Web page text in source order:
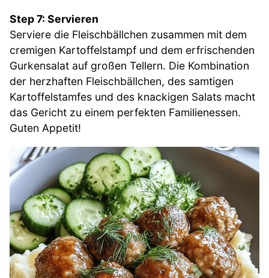
Step 7: Servieren
Serviere die Fleischbällchen zusammen mit dem
cremigen Kartoffelstampf und dem erfrischenden
Gurkensalat auf großen Tellern. Die Kombination
der herzhaften Fleischbällchen, des samtigen
Kartoffelstamfes und des knackigen Salats macht
das Gericht zu einem perfekten Familienessen.
Guten Appetit!